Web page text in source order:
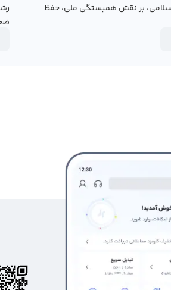
اسلامی، بر نقش همبستگی ملی، حفظ